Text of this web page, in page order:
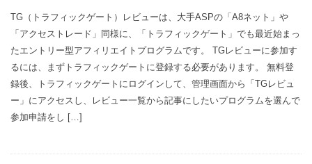
TG（トラフィックゲート）レビューは、大手ASPの「A8ネット」や
「アクセストレード」同様に、「トラフィックゲート」でも最近始まっ
たエントリー型アフィリエイトプログラムです。 TGレビューに参加す
るには、まずトラフィックゲートに登録する必要があります。 無料登
録後、トラフィックゲートにログインして、管理画面から「TGレビュ
ー」にアクセスし、レビュー一覧から記事にしたいプログラムを選んで
参加申請をし […]